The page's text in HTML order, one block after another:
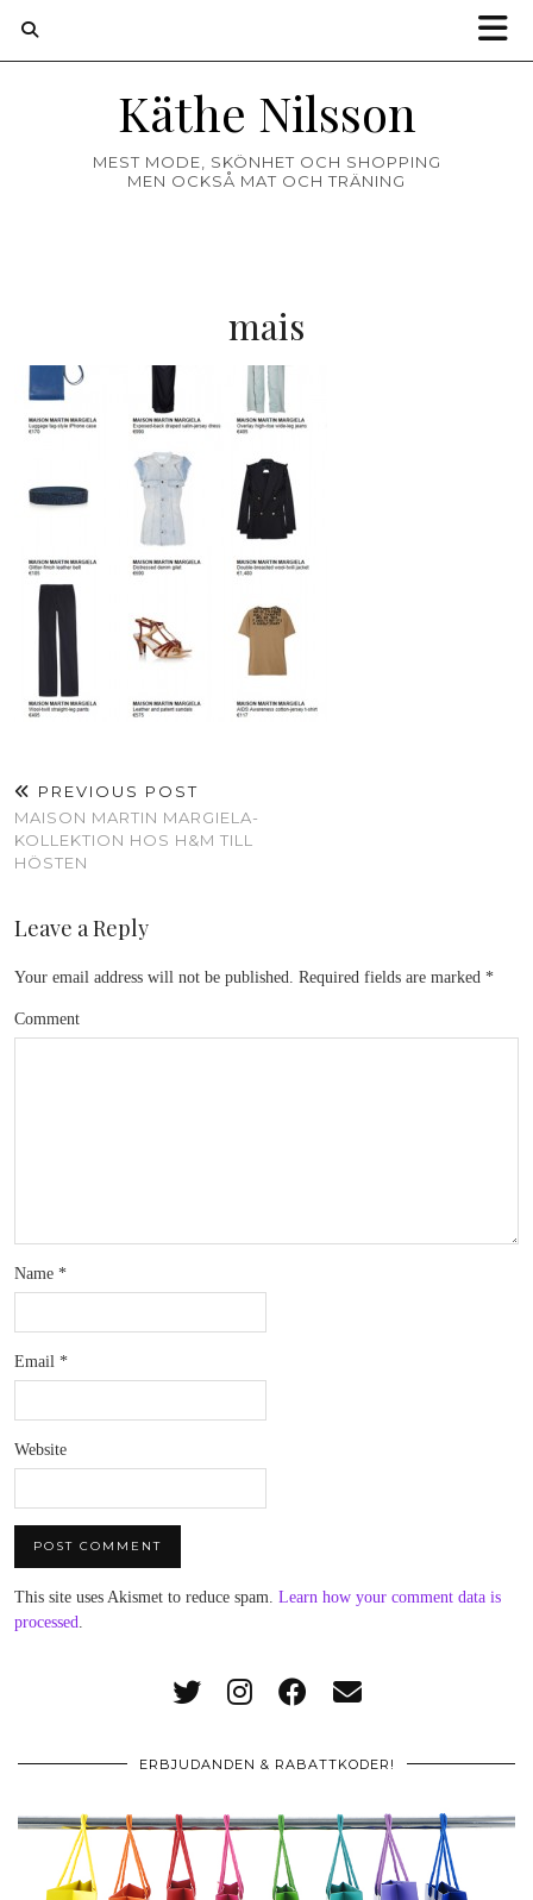
Käthe Nilsson
MEST MODE, SKÖNHET OCH SHOPPING
MEN OCKSÅ MAT OCH TRÄNING
mais
PREVIOUS POST
MAISON MARTIN MARGIELA-
KOLLEKTION HOS H&M TILL
HÖSTEN
Leave a Reply
Your email address will not be published. Required fields are marked *
Comment
Name *
Email *
Website
This site uses Akismet to reduce spam. Learn how your comment data is
processed.
ERBJUDANDEN & RABATTKODER!